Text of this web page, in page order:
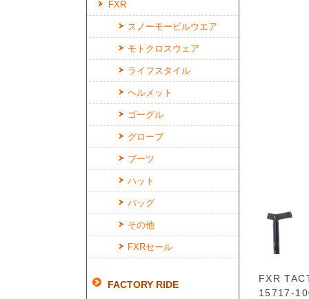
FXR
15717-
FXR
スノーモービルウエア
モトクロスウェア
ライフスタイル
ヘルメット
ゴーグル
グローブ
ブーツ
ハット
バッグ
その他
FXRセール
FACTORY RIDE